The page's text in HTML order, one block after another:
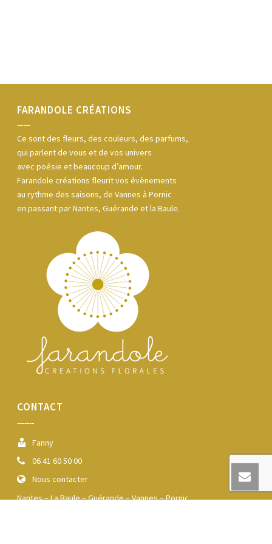
FARANDOLE CRÉATIONS
——
Ce sont des fleurs, des couleurs, des parfums,
qui parlent de vous et de vos univers
avec poésie et beaucoup d’amour.
Farandole créations fleurit vos évènements
au rythme des saisons, de Vannes à Pornic
en passant par Nantes, Guérande et la Baule.
CONTACT
-------
Fanny
06 41 60 50 00
Nous contacter
Nantes – La Baule – Guérande – Vannes – Pornic